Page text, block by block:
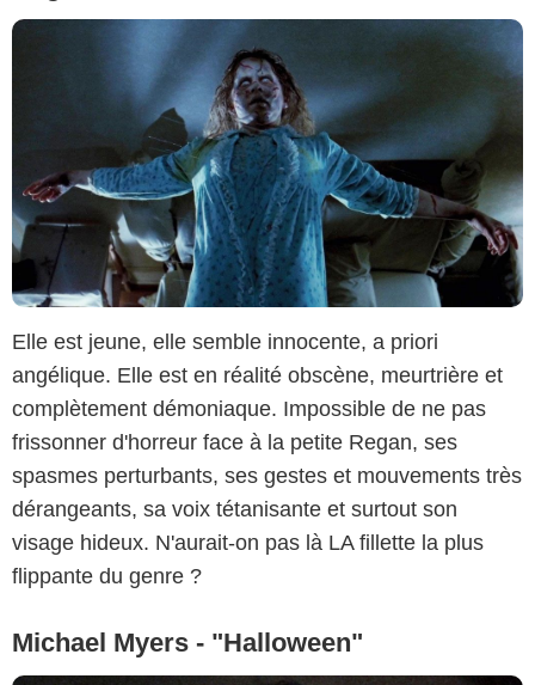
Elle est jeune, elle semble innocente, a priori
angélique. Elle est en réalité obscène, meurtrière et
complètement démoniaque. Impossible de ne pas
frissonner d'horreur face à la petite Regan, ses
spasmes perturbants, ses gestes et mouvements très
dérangeants, sa voix tétanisante et surtout son
visage hideux. N'aurait-on pas là LA fillette la plus
flippante du genre ?
Michael Myers - "Halloween"